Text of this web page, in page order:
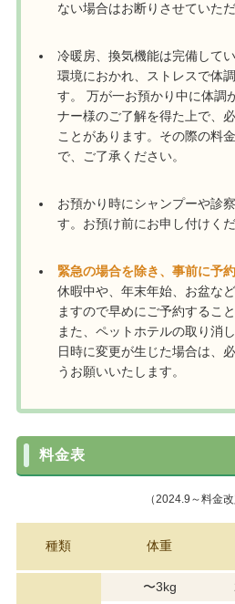
ない場合はお断りさせていた
冷暖房、換気機能は完備して
環境におかれ、ストレスで体
す。 万が一お預かり中に体調
ナー様のご了解を得た上で、
ことがあります。その際の料
で、ご了承ください。
お預かり時にシャンプーや診
す。お預け前にお申し付けくだ
緊急の場合を除き、事前に予約
休暇中や、年末年始、お盆な
ますので早めにご予約するこ
また、ペットホテルの取り消
日時に変更が生じた場合は、
うお願いいたします。
料金表
（2024.9～料金
種類 体重
〜3kg